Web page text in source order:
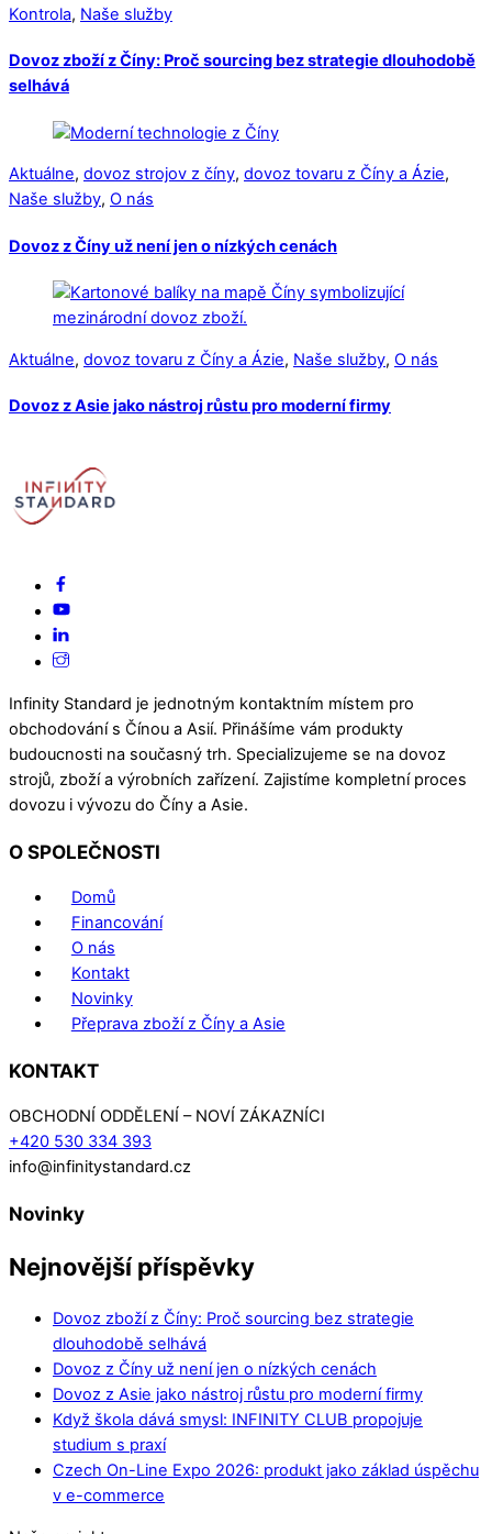
Kontrola, Naše služby
Dovoz zboží z Číny: Proč sourcing bez strategie dlouhodobě
selhává
Aktuálne, dovoz strojov z číny, dovoz tovaru z Číny a Ázie,
Naše služby, O nás
Dovoz z Číny už není jen o nízkých cenách
Aktuálne, dovoz tovaru z Číny a Ázie, Naše služby, O nás
Dovoz z Asie jako nástroj růstu pro moderní firmy
Infinity Standard je jednotným kontaktním místem pro
obchodování s Čínou a Asií. Přinášíme vám produkty
budoucnosti na současný trh. Specializujeme se na dovoz
strojů, zboží a výrobních zařízení. Zajistíme kompletní proces
dovozu i vývozu do Číny a Asie.
O SPOLEČNOSTI
Domů
Financování
O nás
Kontakt
Novinky
Přeprava zboží z Číny a Asie
KONTAKT
OBCHODNÍ ODDĚLENÍ – NOVÍ ZÁKAZNÍCI
+420 530 334 393
info@infinitystandard.cz
Novinky
Nejnovější příspěvky
Dovoz zboží z Číny: Proč sourcing bez strategie
dlouhodobě selhává
Dovoz z Číny už není jen o nízkých cenách
Dovoz z Asie jako nástroj růstu pro moderní firmy
Když škola dává smysl: INFINITY CLUB propojuje
studium s praxí
Czech On-Line Expo 2026: produkt jako základ úspěchu
v e-commerce